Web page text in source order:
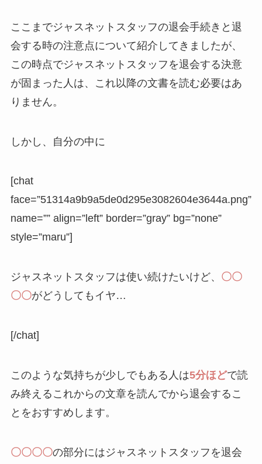
ここまでジャスネットスタッフの退会手続きと退
会する時の注意点について紹介してきましたが、
この時点でジャスネットスタッフを退会する決意
が固まった人は、これ以降の文書を読む必要はあ
りません。
しかし、自分の中に
[chat
face=”51314a9b9a5de0d295e3082604e3644a.png”
name=”” align=”left” border=”gray” bg=”none”
style=”maru”]
ジャスネットスタッフは使い続けたいけど、 〇〇
〇〇がどうしてもイヤ…
[/chat]
このような気持ちが少しでもある人は5分ほどで読
み終えるこれからの文章を読んでから退会するこ
とをおすすめします。
〇〇〇〇の部分にはジャスネットスタッフを退会